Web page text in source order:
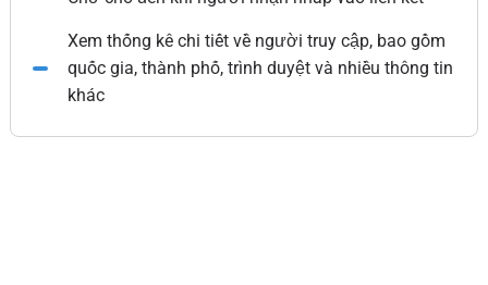
Xem thống kê chi tiết về người truy cập, bao gồm
quốc gia, thành phố, trình duyệt và nhiều thông tin
khác